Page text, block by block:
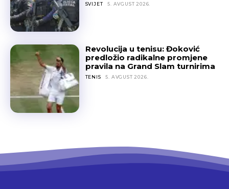
SVIJET 5. AVGUST 2026.
Revolucija u tenisu: Đoković
predložio radikalne promjene
pravila na Grand Slam turnirima
TENIS 5. AVGUST 2026.